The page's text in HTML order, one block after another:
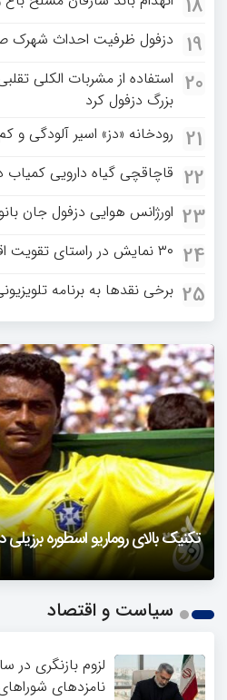
19 دزفول ظرفیت احداث شهرک
20
بزرگ دزفول کرد
21 رودخانه «دز» اسیر آلودگی و
22 قاچاقچی گیاه دارویی کمیاب
23 اورژانس هوایی دزفول جان
24 ۳۰ نمایش در راستای تقویت اقتصاد هنر در دزفول اجرا شد
25 برخی نقدها به برنامه
تکنیک بالای روماریو اسطوره برزیلی در ۵۷
فیلمی از یک خواننده زن در
حمله تند مصطفی کواکبیان به
دزفول را باید دید
2
سیاست و اقتصاد
لزوم بازنگری در
نامزدهای